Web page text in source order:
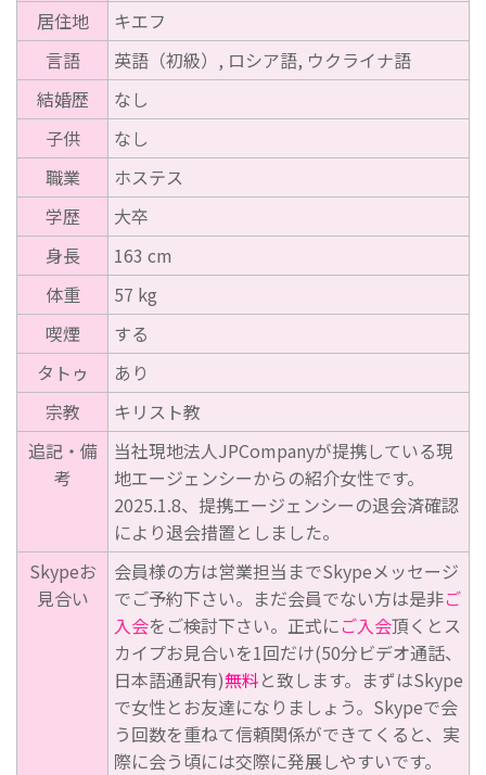
居住地
キエフ
言語
英語（初級）, ロシア語, ウクライナ語
結婚歴
なし
子供
なし
職業
ホステス
学歴
大卒
身長
163 cm
体重
57 kg
喫煙
する
タトゥ
あり
宗教
キリスト教
追記・備
考
当社現地法人JPCompanyが提携している現
地エージェンシーからの紹介女性です。
2025.1.8、提携エージェンシーの退会済確認
により退会措置としました。
Skypeお
見合い
会員様の方は営業担当までSkypeメッセージ
でご予約下さい。まだ会員でない方は是非ご
入会をご検討下さい。正式にご入会頂くとス
カイプお見合いを1回だけ(50分ビデオ通話、
日本語通訳有)無料と致します。まずはSkype
で女性とお友達になりましょう。Skypeで会
う回数を重ねて信頼関係ができてくると、実
際に会う頃には交際に発展しやすいです。